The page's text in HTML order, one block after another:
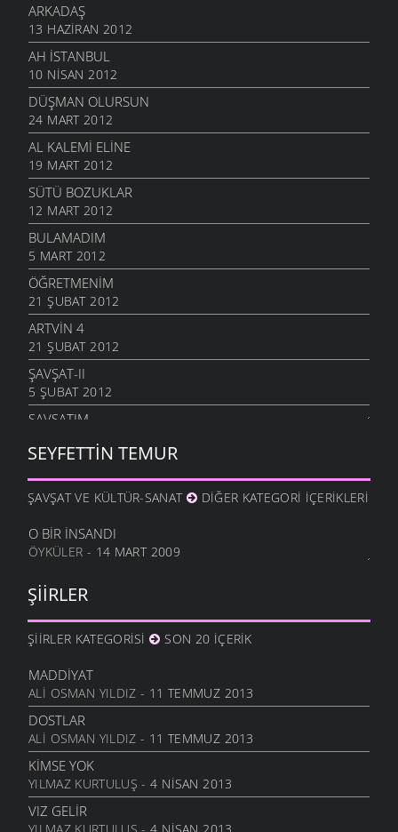
ARKADAŞ
13 HAZIRAN 2012
AH İSTANBUL
10 NISAN 2012
DÜŞMAN OLURSUN
24 MART 2012
AL KALEMI ELINE
19 MART 2012
SÜTÜ BOZUKLAR
12 MART 2012
BULAMADIM
5 MART 2012
ÖĞRETMENIM
21 ŞUBAT 2012
ARTVIN 4
21 ŞUBAT 2012
ŞAVŞAT-II
5 ŞUBAT 2012
ŞAVŞATIM
METINE
17 OCAK 2012
HALA OĞLU
31 ARALIK 2011
NE OLUR OĞUL
DURDUM
10 ARALIK 2011
ANAM
HESLER
27 KASIM 2011
BILEMEDIM
24 KASIM 2011
VARDIR
5 KASIM 2011
TOPRAKTIR
SEYFETTIN TEMUR
ŞAVŞAT VE KÜLTÜR-SANAT DIĞER KATEGORI İÇERIKLERI
O BIR İNSANDI
ÖYKÜLER - 14 MART 2009
ŞIIRLER
ŞIIRLER KATEGORISI SON 20 İÇERIK
MADDIYAT
ALI OSMAN YILDIZ - 11 TEMMUZ 2013
DOSTLAR
ALI OSMAN YILDIZ - 11 TEMMUZ 2013
KIMSE YOK
YILMAZ KURTULUŞ - 4 NISAN 2013
VIZ GELIR